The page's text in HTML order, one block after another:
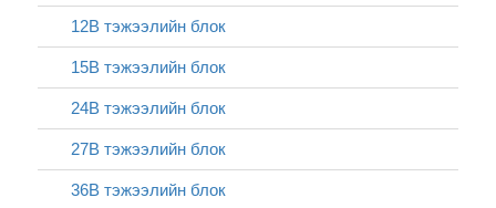
12В тэжээлийн блок
15В тэжээлийн блок
24В тэжээлийн блок
27В тэжээлийн блок
36В тэжээлийн блок